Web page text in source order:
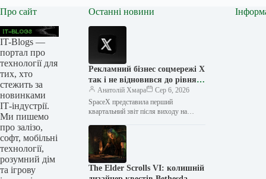
Про сайт
IT-Blogs —
портал про
технології для
тих, хто
стежить за
новинками
ІТ-індустрії.
Ми пишемо
про залізо,
софт, мобільні
технології,
розумний дім
та ігрову
Останні новини
Рекламний бізнес соцмережі X
так і не відновився до рівня
Twitter
Анатолій Хмара
Сер 6, 2026
SpaceX представила перший
квартальний звіт після виходу на
рекламного бізнесу компанії — він…
The Elder Scrolls VI: колишній